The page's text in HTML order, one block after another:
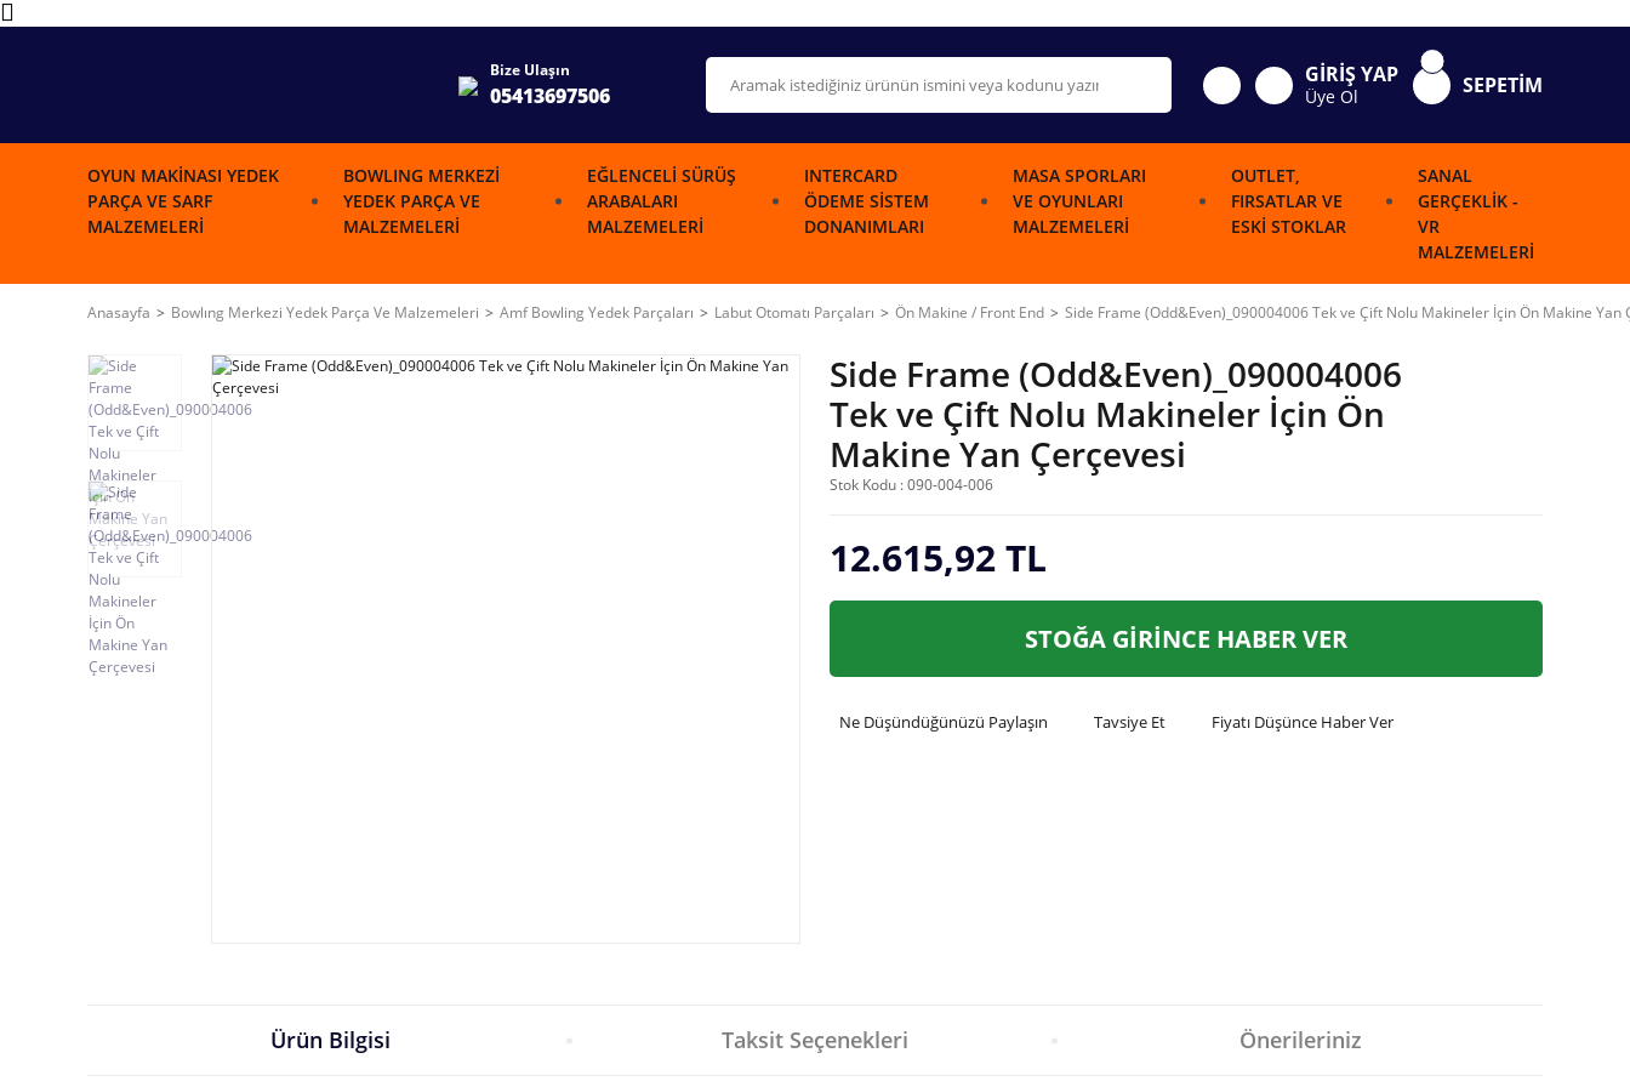
Bize Ulaşın
05413697506
GİRİŞ YAP
Üye Ol SEPETİM
OYUN MAKINASI YEDEK
PARÇA VE SARF
MALZEMELERI
BOWLING MERKEZI
YEDEK PARÇA VE
MALZEMELERI
EĞLENCELI SÜRÜŞ
ARABALARI
MALZEMELERI
INTERCARD
ÖDEME SISTEM
DONANIMLARI
MASA SPORLARI
VE OYUNLARI
MALZEMELERI
OUTLET,
FIRSATLAR VE
ESKI STOKLAR
SANAL
GERÇEKLIK -
VR
MALZEMELERI
Anasayfa Bowlıng Merkezi Yedek Parça Ve Malzemeleri Amf Bowling Yedek Parçaları Labut Otomatı Parçaları Ön Makine / Front End Side Frame (Odd&Even)_090004006 Tek ve Çift Nolu Makineler İçin Ön Makine Yan
Side Frame (Odd&Even)_090004006
Tek ve Çift Nolu Makineler İçin Ön
Makine Yan Çerçevesi
Stok Kodu : 090-004-006
12.615,92 TL
STOĞA GİRİNCE HABER VER
Ne Düşündüğünüzü Paylaşın Tavsiye Et Fiyatı Düşünce Haber Ver
Ürün Bilgisi Taksit Seçenekleri Önerileriniz